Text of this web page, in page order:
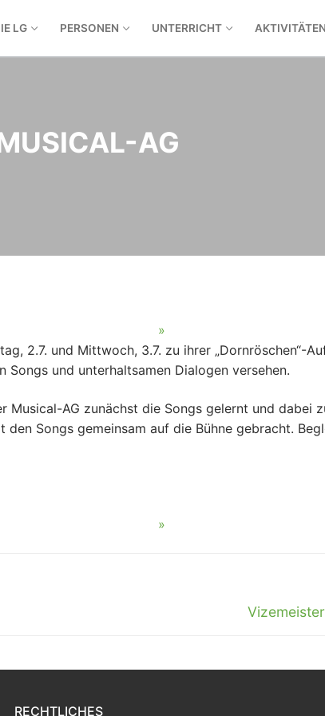
LG PERSONEN UNTERRICHT AKTIVITÄTEN
AG
2.7. und Mittwoch, 3.7. zu ihrer „Dornröschen“-
und unterhaltsamen Dialogen versehen.
Musical-AG zunächst die Songs gelernt und dabei
Songs gemeinsam auf die Bühne gebracht.
Nächster
RECHTLICHES